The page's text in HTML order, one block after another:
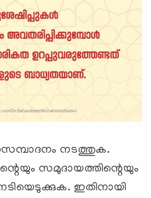
നടത്തുക.
സമുദായത്തിന്റെയും
ഇതിനായി